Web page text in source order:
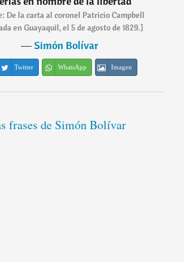
De la carta al coronel Patricio Campbell
en Guayaquil, el 5 de agosto de 1829.]
―Simón Bolívar
Twitter WhatsApp Imagen
frases de Simón Bolívar